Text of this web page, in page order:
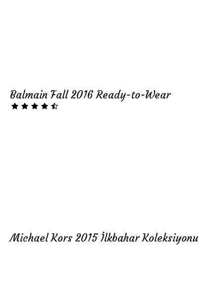
Balmain Fall 2016 Ready-to-Wear
Michael Kors 2015 İlkbahar Koleksiyonu